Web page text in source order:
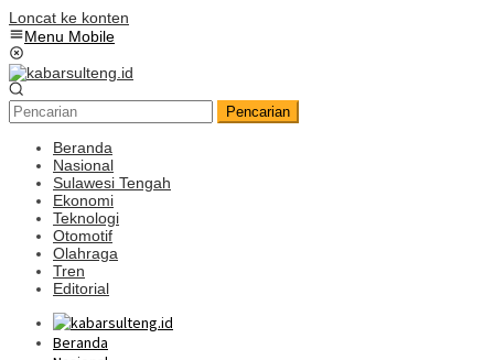
Loncat ke konten
Menu Mobile
Pencarian
Beranda
Nasional
Sulawesi Tengah
Ekonomi
Teknologi
Otomotif
Olahraga
Tren
Editorial
Beranda